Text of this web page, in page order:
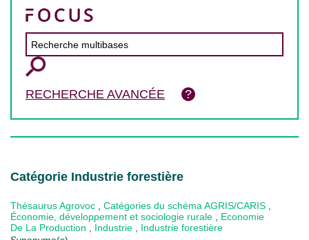
RECHERCHE AVANCÉE
Catégorie Industrie forestière
Thésaurus Agrovoc Catégories du schéma AGRIS/CARIS
Économie, développement et sociologie rurale
Economie
De La Production
Industrie
Industrie forestière